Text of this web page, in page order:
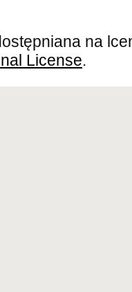
na
License.